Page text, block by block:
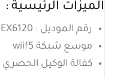
الميزات الرئيسية :
رقم الموديل : 100UKS-EX6120
موسع شبكة wiif5
كفالة الوكيل الحصري VTEL